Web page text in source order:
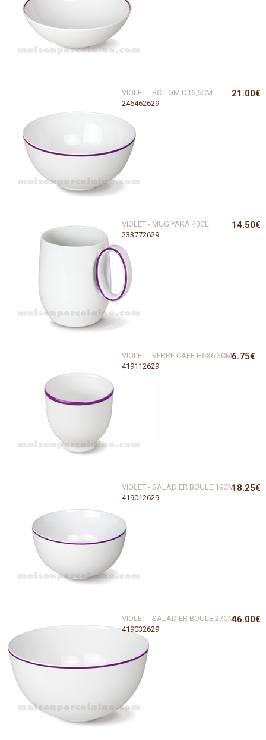
VIOLET - BOL GM D16,5CM
246462629
21.00€
VIOLET - MUG YAKA 40CL
233772629
14.50€
VIOLET - VERRE CAFE H6X6,3CM
419112629
6.75€
VIOLET - SALADIER BOULE 19CM
419012629
18.25€
VIOLET - SALADIER BOULE 27CM
419032629
46.00€